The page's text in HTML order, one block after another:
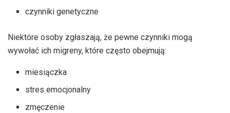
czynniki genetyczne
Niektóre osoby zgłaszają, że pewne czynniki mogą
wywołać ich migreny, które często obejmują:
miesiączka
stres emocjonalny
zmęczenie